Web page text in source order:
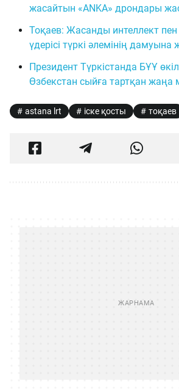
жасайтын «ANKA» дрондары
Тоқаев: Жасанды интеллект
үдерісі түркі әлемінің
Президент Түркістанда БҰҰ
Өзбекстан сыйға тартқан жаңа
astana lrt іске қосты тоқаев